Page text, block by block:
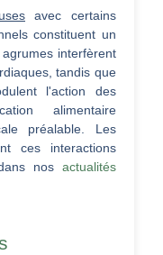
avec certains
constituent un
interfèrent
tandis que
l'action des
alimentaire
préalable. Les
ces interactions
nos actualités